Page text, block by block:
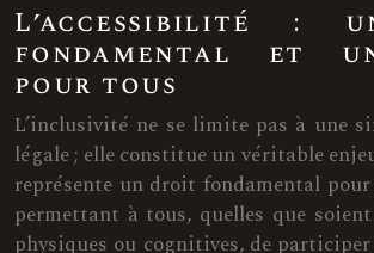
L’accessibilité :
fondamental et
pour tous
L’inclusivité ne se limite pas à une
légale ; elle constitue un véritable
représente un droit fondamental
permettant à tous, quelles que
physiques ou cognitives, de